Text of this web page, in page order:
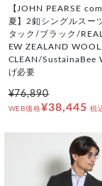
【JOHN PEARSE
夏】2釦シングルスー
タック/ブラック/
EW ZEALAND
CLEAN/SustainaBee
げ必要
¥76,890
WEB価格¥38,445 税